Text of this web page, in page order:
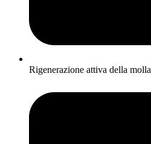
Rigenerazione attiva della molla